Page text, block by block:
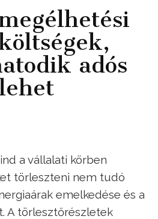
adós
a vállalati körben
törleszteni nem tudó
emelkedése és a
A törlesztőrészletek